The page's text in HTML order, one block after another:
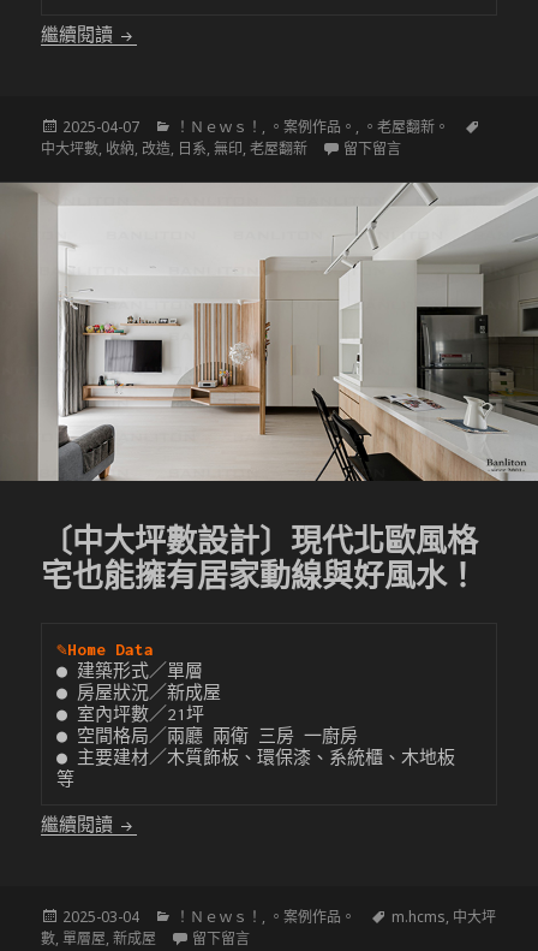
繼續閱讀 〔中大坪數設計〕老屋翻新大變身！極簡現代設計
發
佈
2025-04-07
分
類
！Ｎｅｗｓ！ , 。案例作品。 , 。老屋翻新。
中大坪數, 收納, 改造, 日系,無印,老屋翻新 留下留言在 〔中大坪數設計
〔中大坪數設計〕現代北歐風格
宅也能擁有居家動線與好風水！
✎Home Data
● 建築形式／單層
● 房屋狀況／新成屋
● 室內坪數／21坪
● 空間格局／兩廳 兩衛 三房 一廚房
● 主要建材／木質飾板、環保漆、系統櫃、木地板
等
繼續閱讀 〔中大坪數設計〕現代北歐風格宅也能擁有居家動線
發
佈
2025-03-04
分
類
！Ｎｅｗｓ！ , 。案例作品。
標
m.hcms, 中大坪
數,單層屋,新成屋 留下留言在 〔中大坪數設計〕現代北歐風格宅也能擁